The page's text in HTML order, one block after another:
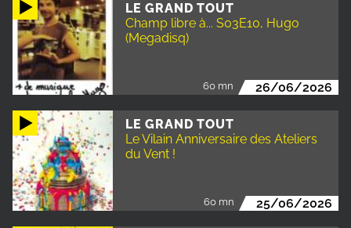
LE GRAND TOUT
Champ libre à... S03E10, Hugo
(Megadisq)
60 mn 26/06/2026
LE GRAND TOUT
Le Vilain Anniversaire des Ateliers
du Vent !
60 mn 25/06/2026